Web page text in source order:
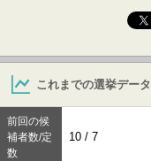
これまでの選挙データ
前回の候
補者数/定
数
10 / 7